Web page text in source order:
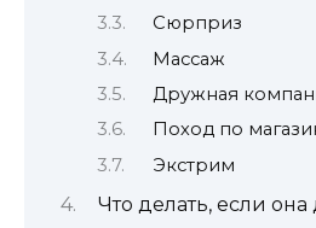
Сюрприз
Массаж
Дружная
Поход по
Экстрим
Что делать, если она